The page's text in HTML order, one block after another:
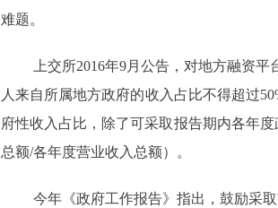
难题。
上交所2016年9月公告，对地方融资
人来自所属地方政府的收入占比不得超过
府性收入占比，除了可采取报告期内各年
总额/各年度营业收入总额）。
今年《政府工作报告》指出，鼓励采